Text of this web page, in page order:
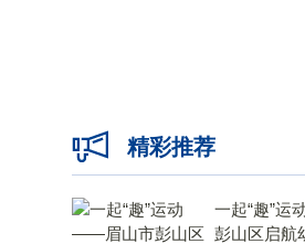
精彩推荐
一起“趣”
彭山区启航